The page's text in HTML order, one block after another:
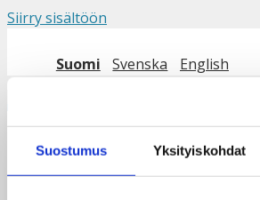
Suostumus Yksityiskohdat
Siirry sisältöön
Suomi Svenska English
taksvarkki_24-